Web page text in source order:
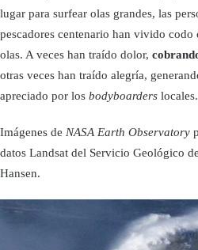
lugar para surfear olas grandes, las
pescadores centenario han vivido
olas. A veces han traído dolor,
otras veces han traído alegría,
apreciado por los bodyboarders locales.
Imágenes de NASA Earth Observatory
datos Landsat del Servicio Geológico
Hansen.